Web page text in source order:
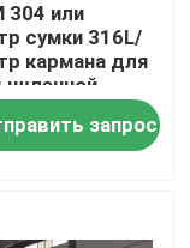
304 или
сумки 316L/
кармана для
воды
запрос